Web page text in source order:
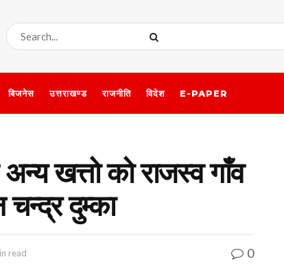
बिजनेस उत्तराखण्ड राजनीति विदेश E-PAPER
खत्तो को राजस्व गाँव
चन्द्र दुम्का
read 0